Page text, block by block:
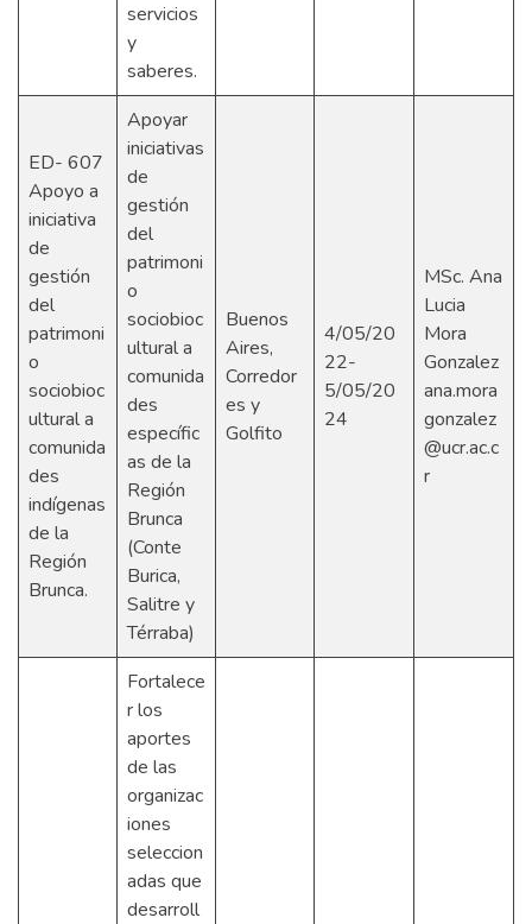
servicios
y
saberes.
ED- 607
Apoyo a
iniciativa
de
gestión
del
patrimoni
o
sociobioc
ultural a
comunida
des
indígenas
de la
Región
Brunca.
Apoyar
iniciativas
de
gestión
del
patrimoni
o
sociobioc
ultural a
comunida
des
específic
as de la
Región
Brunca
(Conte
Burica,
Salitre y
Térraba)
Buenos
Aires,
Corredor
es y
Golfito
4/05/20
22-
5/05/20
24
MSc. Ana
Lucia
Mora
Gonzalez
ana.mora
gonzalez
@ucr.ac.c
r
Fortalece
r los
aportes
de las
organizac
iones
seleccion
adas que
desarroll